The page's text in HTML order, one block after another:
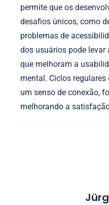
permite que os
desafios únicos, como
problemas de
dos usuários pode levar
que melhoram a
mental. Ciclos
um senso de conexão,
melhorando a